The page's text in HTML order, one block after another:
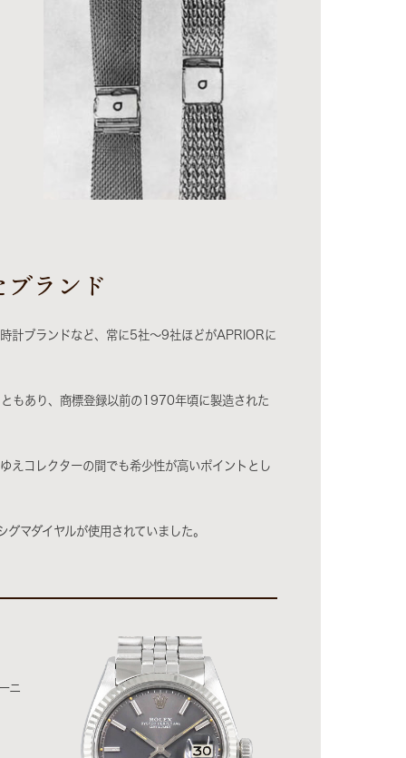
ランド
計ブランドなど、常に5社〜9社ほどがAPRIORに
もあり、商標登録以前の1970年頃に製造された
えコレクターの間でも希少性が高いポイントとし
マダイヤルが使用されていました。
ニ